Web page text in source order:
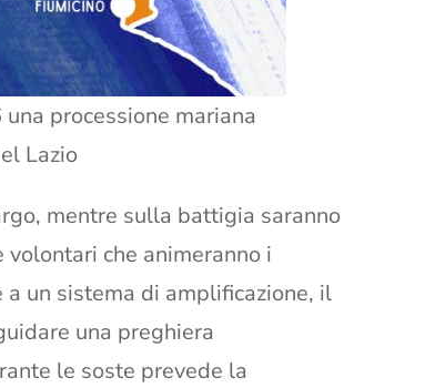
processione mariana
Lazio
mentre sulla battigia saranno
che animeranno i
un sistema di amplificazione, il
una preghiera
le soste prevede la